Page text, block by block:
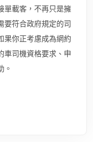
單載客，不再只是擁
要符合政府規定的司
果你正考慮成為網約
車司機資格要求、申
。